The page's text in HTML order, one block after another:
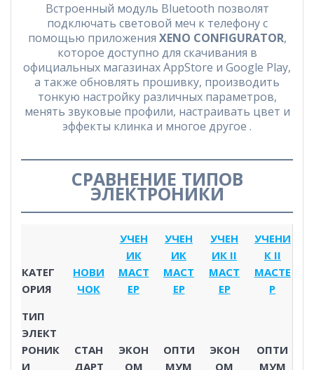
Встроенный модуль Bluetooth позволят
подключать световой меч к телефону с
помощью приложения XENO CONFIGURATOR,
которое доступно для скачивания в
официальных магазинах AppStore и Google Play,
а также обновлять прошивку, производить
тонкую настройку различных параметров,
менять звуковые профили, настраивать цвет и
эффекты клинка и многое другое .
СРАВНЕНИЕ ТИПОВ
ЭЛЕКТРОНИКИ
КАТЕГ
ОРИЯ
НОВИ
ЧОК
УЧЕН
ИК
МАСТ
ЕР
УЧЕН
ИК
МАСТ
ЕР
УЧЕН
ИК II
МАСТ
ЕР
УЧЕНИ
К II
МАСТЕ
Р
ТИП
ЭЛЕКТ
РОНИК
И
СТАН
ДАРТ
ЭКОН
ОМ
ОПТИ
МУМ
ЭКОН
ОМ
ОПТИ
МУМ